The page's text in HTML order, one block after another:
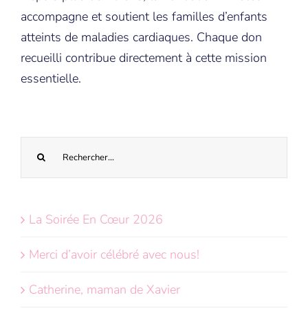
accompagne et soutient les familles d’enfants
atteints de maladies cardiaques. Chaque don
recueilli contribue directement à cette mission
essentielle.
:
La Soirée En Cœur 2026
Merci d’avoir célébré avec nous!
Catherine, maman de Xavier